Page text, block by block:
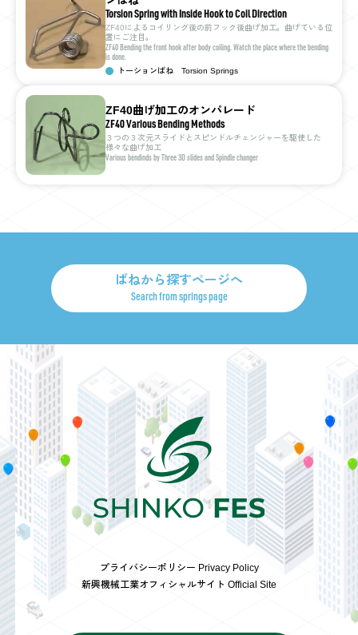
Torsion Spring with Inside Hook to Coil Direction
ZF40によるコイリング後の前フック後曲げ加工。曲げている位
置にご注目。
ZF40 Bending the front hook after body coiling. Watch the place where the bending
is done.
トーションばね Torsion Springs
ZF40曲げ加工のオンパレード
ZF40 Various Bending Methods
３つの３次元スライドとスピンドルチェンジャーを駆使した
様々な曲げ加工
Various bendinds by Three 3D slides and Spindle changer
ばねから探すページへ
Search from springs page
プライバシーポリシー Privacy Policy
新興機械工業オフィシャルサイト Official Site